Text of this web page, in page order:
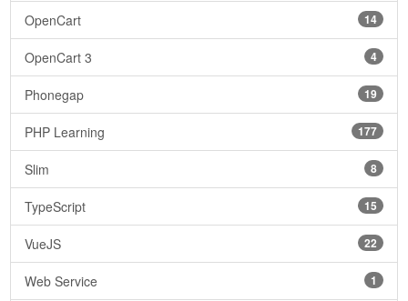
14
OpenCart
4
OpenCart 3
19
Phonegap
177
PHP Learning
8
Slim
15
TypeScript
22
VueJS
1
Web Service